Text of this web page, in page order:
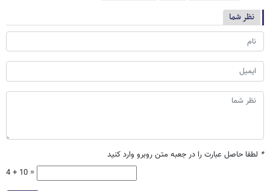
نظر شما
* لطفا حاصل عبارت را در جعبه متن روبرو وارد کنید
4 + 10 =